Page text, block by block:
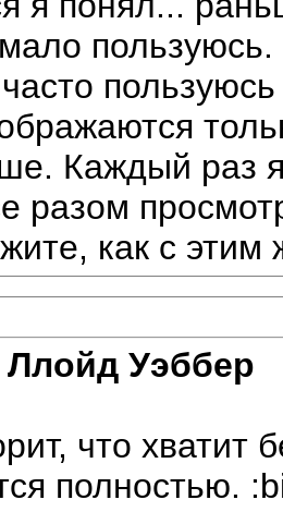
Каждый раз
разом
как с этим
Уэббер
что хватит
полностью.